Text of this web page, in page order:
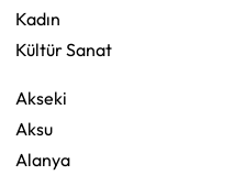
Kadın
Kültür Sanat
Akseki
Aksu
Alanya